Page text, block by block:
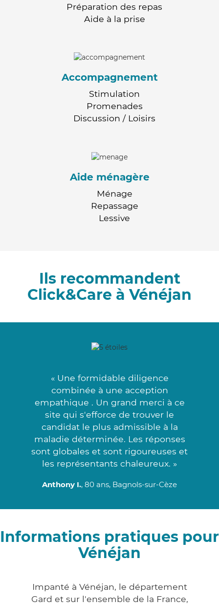
Préparation des repas
Aide à la prise
Accompagnement
Stimulation
Promenades
Discussion / Loisirs
Aide ménagère
Ménage
Repassage
Lessive
Ils recommandent
Click&Care à Vénéjan
« Une formidable diligence
combinée à une acception
empathique . Un grand merci à ce
site qui s'efforce de trouver le
candidat le plus admissible à la
maladie déterminée. Les réponses
sont globales et sont rigoureuses et
les représentants chaleureux. »
Anthony I., 80 ans, Bagnols-sur-Cèze
Informations pratiques pour
Vénéjan
Impanté à Vénéjan, le département
Gard et sur l'ensemble de la France,